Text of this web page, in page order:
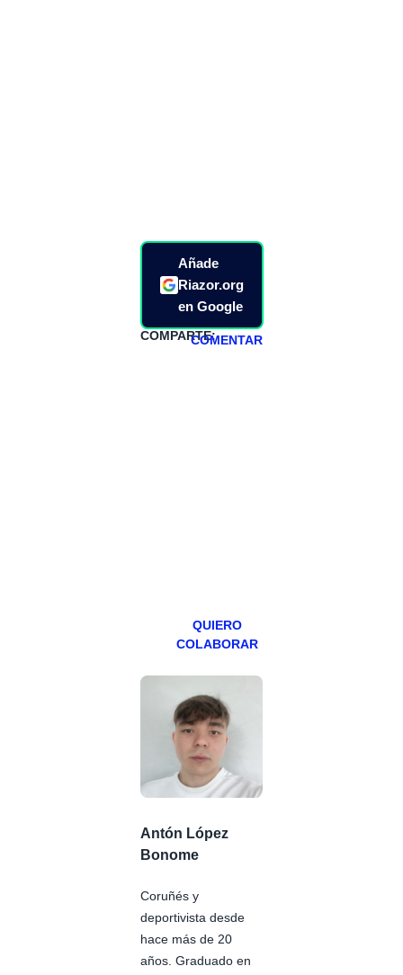
Añade
Riazor.org
en Google
COMPARTE:COMENTAR
QUIERO
COLABORAR
Antón López
Bonome
Coruñés y
deportivista desde
hace más de 20
años. Graduado en